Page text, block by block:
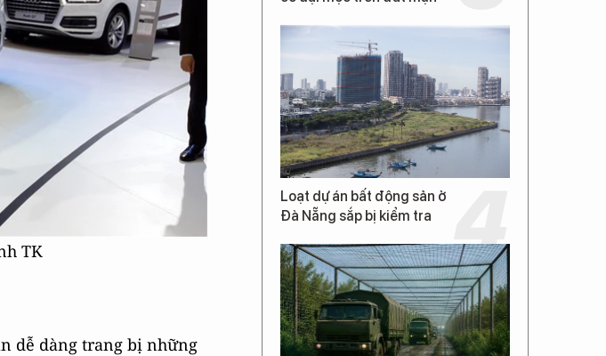
TK
dễ dàng trang bị những
Loạt dự án bất động sản ở
Đà Nẵng sắp bị kiểm tra